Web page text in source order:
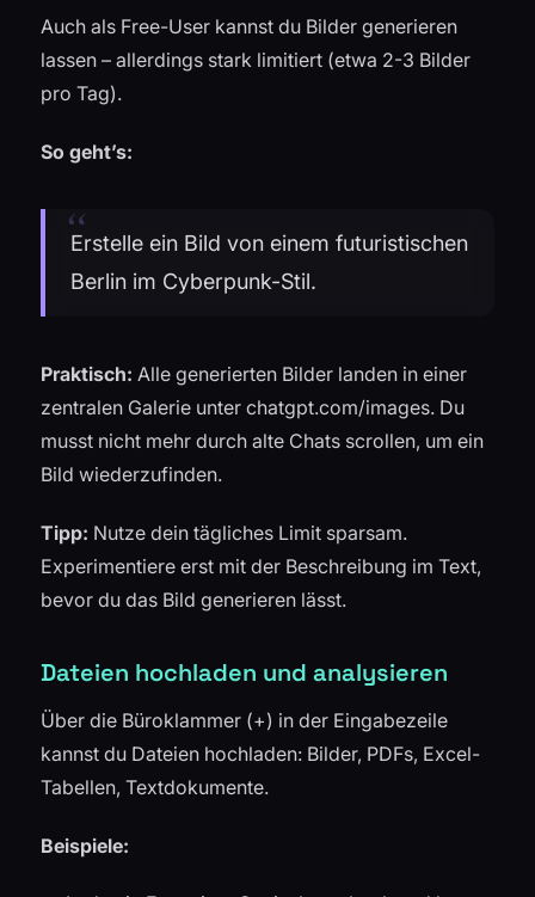
Auch als Free-User kannst du Bilder generieren
lassen – allerdings stark limitiert (etwa 2-3 Bilder
pro Tag).
So geht’s:
Erstelle ein Bild von einem futuristischen
Berlin im Cyberpunk-Stil.
Praktisch: Alle generierten Bilder landen in einer
zentralen Galerie unter chatgpt.com/images. Du
musst nicht mehr durch alte Chats scrollen, um ein
Bild wiederzufinden.
Tipp: Nutze dein tägliches Limit sparsam.
Experimentiere erst mit der Beschreibung im Text,
bevor du das Bild generieren lässt.
Dateien hochladen und analysieren
Über die Büroklammer (+) in der Eingabezeile
kannst du Dateien hochladen: Bilder, PDFs, Excel-
Tabellen, Textdokumente.
Beispiele: